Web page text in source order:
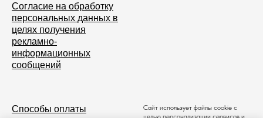
Согласие на обработку
персональных данных в
целях получения
рекламно-
информационных
сообщений
Способы оплаты
Сайт использует файлы cookie с
целью персонализации сервисов и